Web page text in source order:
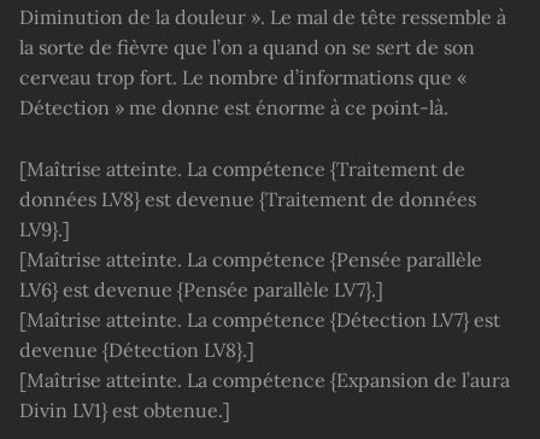
Diminution de la douleur ». Le mal de tête ressemble à
la sorte de fièvre que l’on a quand on se sert de son
cerveau trop fort. Le nombre d’informations que «
Détection » me donne est énorme à ce point-là.
[Maîtrise atteinte. La compétence {Traitement de
données LV8} est devenue {Traitement de données
LV9}.]
[Maîtrise atteinte. La compétence {Pensée parallèle
LV6} est devenue {Pensée parallèle LV7}.]
[Maîtrise atteinte. La compétence {Détection LV7} est
devenue {Détection LV8}.]
[Maîtrise atteinte. La compétence {Expansion de l’aura
Divin LV1} est obtenue.]